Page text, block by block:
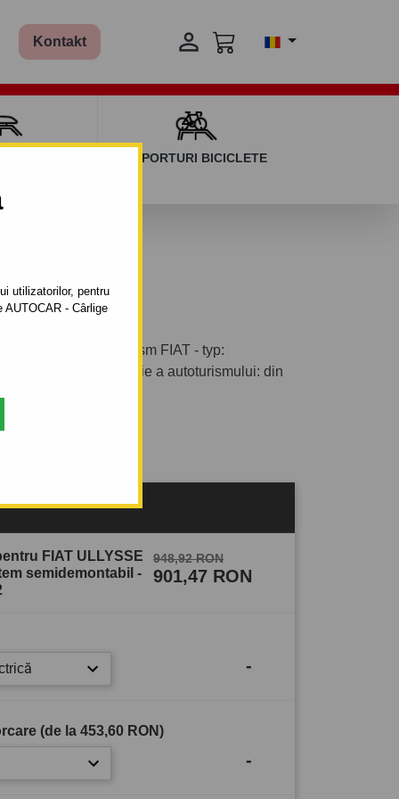
utilizatorilor, pentru
- Cârlige
Kontakt 
SUPORTURI BICICLETE
pentru autoturism FIAT - typ:
Anul de fabricaţie a autoturismului: din
FIAT ULLYSSE
semidemontabil -
948,92 RON
901,47 RON
-
(de la 453,60 RON)
-